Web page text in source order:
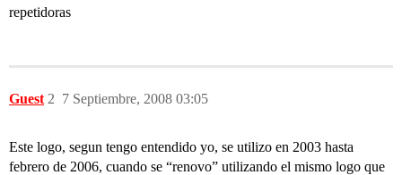
repetidoras
Guest 7 Septiembre, 2008 03:05
2
Este logo, segun tengo entendido yo, se utilizo en 2003 hasta
febrero de 2006, cuando se “renovo” utilizando el mismo logo que